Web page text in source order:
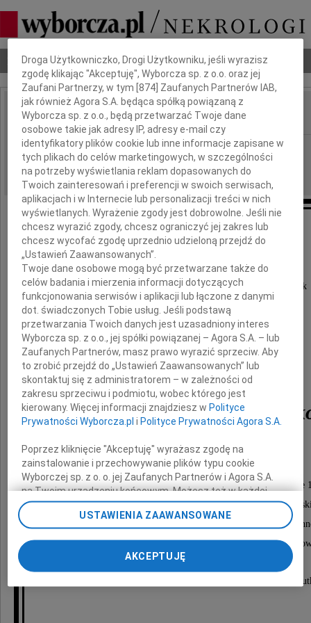
Nekrologi Odeszli Poradnik pogrzebowy
IMIĘ I NAZWISKO:
REGION: Wrocław
DATA EMISJI: 30.12.2009
W dniu 27 grudnia 2009 roku
w wieku 90 lat zmarł
nasz kochany Mąż, Tata, Dziadek i Pradziadek
płk Stanisław
Nabożeństwo żałobne odbędzie się
w dniu 31 grudnia 2009 roku (czwartek) o godzinie
w kościele NMP Matki Kościoła przy ul.
po którym nastąpi odprowadzenie do grobu
na Cmentarz Komunalny Południowy w
O czym zawiadamiają pogrążeni w głębokim
Dbamy o Twoją prywatność
Droga Użytkowniczko, Drogi Użytkowniku, jeśli wyrazisz
zgodę klikając "Akceptuję", Wyborcza sp. z o.o. oraz jej
Zaufani Partnerzy, w tym [874] Zaufanych Partnerów IAB,
jak również Agora S.A. będąca spółką powiązaną z
Wyborcza sp. z o.o., będą przetwarzać Twoje dane
osobowe takie jak adresy IP, adresy e-mail czy
identyfikatory plików cookie lub inne informacje zapisane w
tych plikach do celów marketingowych, w szczególności
na potrzeby wyświetlania reklam dopasowanych do
Twoich zainteresowań i preferencji w swoich serwisach,
aplikacjach i w Internecie lub personalizacji treści w nich
wyświetlanych. Wyrażenie zgody jest dobrowolne. Jeśli nie
chcesz wyrazić zgody, chcesz ograniczyć jej zakres lub
chcesz wycofać zgodę uprzednio udzieloną przejdź do
„Ustawień Zaawansowanych”.
Twoje dane osobowe mogą być przetwarzane także do
celów badania i mierzenia informacji dotyczących
funkcjonowania serwisów i aplikacji lub łączone z danymi
dot. świadczonych Tobie usług. Jeśli podstawą
przetwarzania Twoich danych jest uzasadniony interes
Wyborcza sp. z o.o., jej spółki powiązanej – Agora S.A. – lub
Zaufanych Partnerów, masz prawo wyrazić sprzeciw. Aby
to zrobić przejdź do „Ustawień Zaawansowanych” lub
skontaktuj się z administratorem – w zależności od
zakresu sprzeciwu i podmiotu, wobec którego jest
kierowany. Więcej informacji znajdziesz wPolityce
Prywatności Wyborcza.pl iPolityce Prywatności Agora S.A.
Poprzez kliknięcie "Akceptuję" wyrażasz zgodę na
zainstalowanie i przechowywanie plików typu cookie
Wyborczej sp. z o. o. jej Zaufanych Partnerów i Agora S.A.
na Twoim urządzeniu końcowym. Możesz też w każdej
chwili zmienić swoje preferencje dot. plików cookie,
ponownie wywołując narzędzie do zarządzania Twoimi
preferencjami dot. przetwarzania danych poprzez
odnośnik „Ustawienia prywatności” w stopce serwisu i
przechodząc do sekcji „Ustawienia zaawansowane”.
Zmiana ustawień plików cookie możliwa jest także za
pomocą ustawień przeglądarki.
USTAWIENIA ZAAWANSOWANE
AKCEPTUJĘ